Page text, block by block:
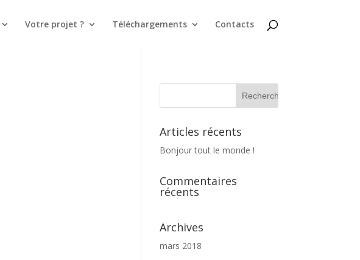
Votre projet ? Téléchargements Contacts
Articles récents
Bonjour tout le monde !
Commentaires
récents
Archives
mars 2018